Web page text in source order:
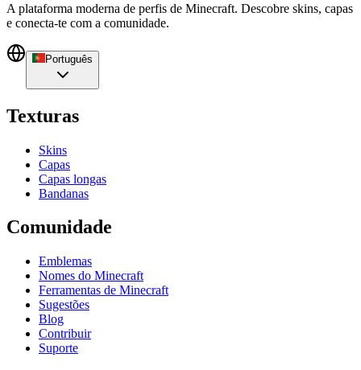
A plataforma moderna de perfis de Minecraft. Descobre skins, capas
e conecta-te com a comunidade.
Português
Texturas
Skins
Capas
Capas longas
Bandanas
Comunidade
Emblemas
Nomes do Minecraft
Ferramentas de Minecraft
Sugestões
Blog
Contribuir
Suporte